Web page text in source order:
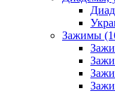
Зажимы